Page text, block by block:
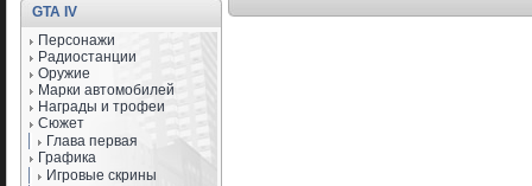
GTA IV
Персонажи
Радиостанции
Оружие
Марки автомобилей
Награды и трофеи
Сюжет
Глава первая
Графика
Игровые скрины